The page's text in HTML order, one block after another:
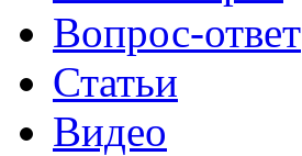
Вопрос-ответ
Статьи
Видео